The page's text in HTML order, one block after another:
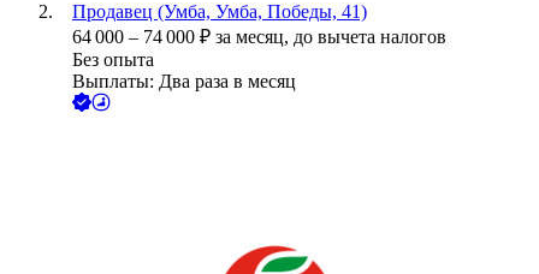
Продавец (Умба, Умба, Победы, 41)
64 000 – 74 000 ₽ за месяц, до вычета налогов
Без опыта
Выплаты: Два раза в месяц